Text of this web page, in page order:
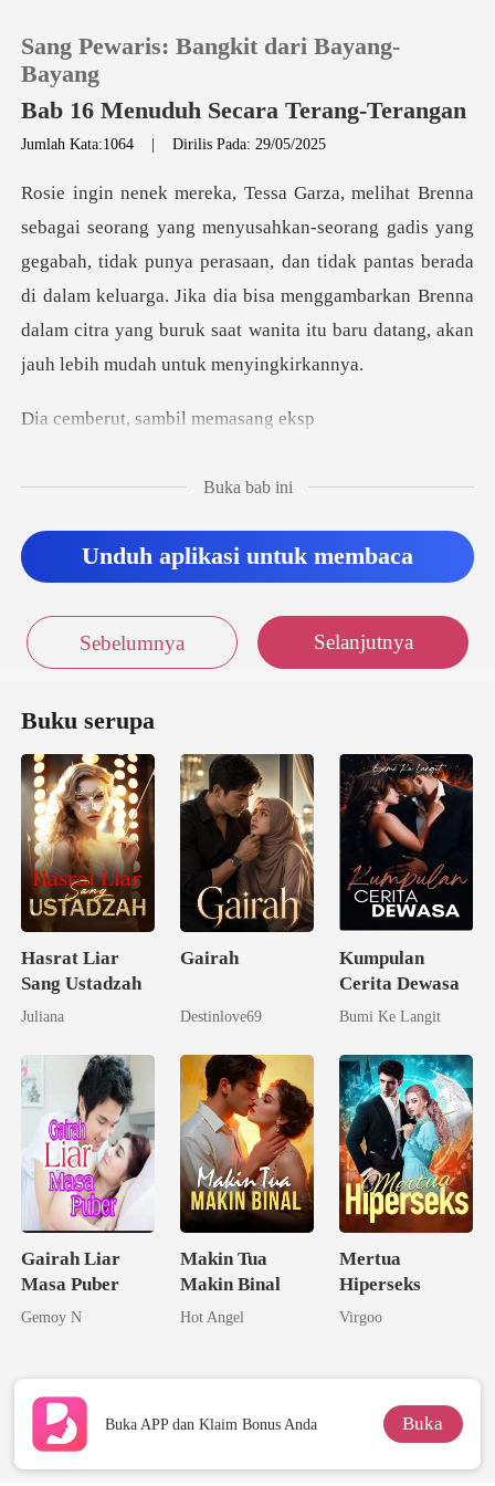
Pengisian Ulang
Riwayat Membaca
Keluar
Unduh Aplikasi
Sang Pewaris: Bangkit dari Bayang-
Bayang
Bab 16 Menuduh Secara Terang-Terangan
Jumlah Kata:1064 |Dirilis Pada: 29/05/2025
g
gegabah, tidak punya perasaan, dan tidak pantas berada
di dalam keluarga. Jika dia bisa menggambarkan
t, sambil m
Buka bab ini
Unduh aplikasi untuk membaca
Sebelumnya Selanjutnya
Buku serupa
Hasrat Liar
Sang Ustadzah
Juliana
Gairah
Destinlove69
Kumpulan
Cerita Dewasa
Bumi Ke Langit
Gairah Liar
Masa Puber
Gemoy N
Makin Tua
Makin Binal
Hot Angel
Mertua
Hiperseks
Virgoo
Buka APP dan Klaim Bonus Anda Buka